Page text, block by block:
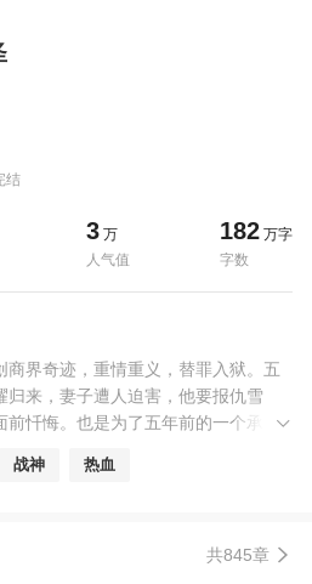
结
3 万
人气值
182 万字
字数
商界奇迹，重情重义，替罪入狱。五
来，妻子遭人迫害，他要报仇雪
忏悔。也是为了五年前的一个承
战神 热血
共845章